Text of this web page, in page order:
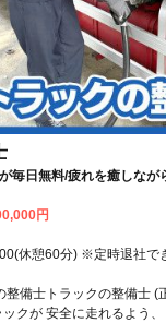
毎日無料/疲れを癒しな
円
休憩60分) ※定時退社で
整備士トラックの整備士 (
クが 安全に走れるよう